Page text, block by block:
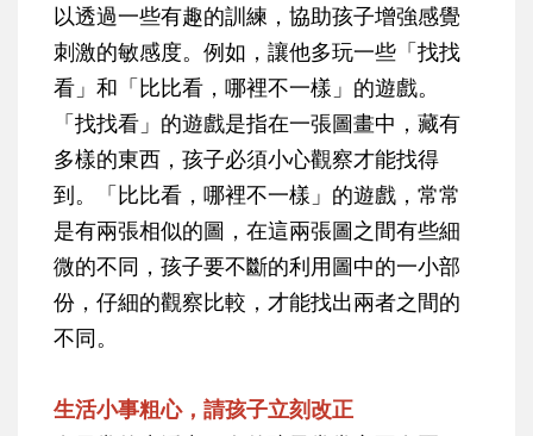
以透過一些有趣的訓練，協助孩子增強感覺
刺激的敏感度。例如，讓他多玩一些「找找
看」和「比比看，哪裡不一樣」的遊戲。
「找找看」的遊戲是指在一張圖畫中，藏有
多樣的東西，孩子必須小心觀察才能找得
到。「比比看，哪裡不一樣」的遊戲，常常
是有兩張相似的圖，在這兩張圖之間有些細
微的不同，孩子要不斷的利用圖中的一小部
份，仔細的觀察比較，才能找出兩者之間的
不同。
生活小事粗心，請孩子立刻改正